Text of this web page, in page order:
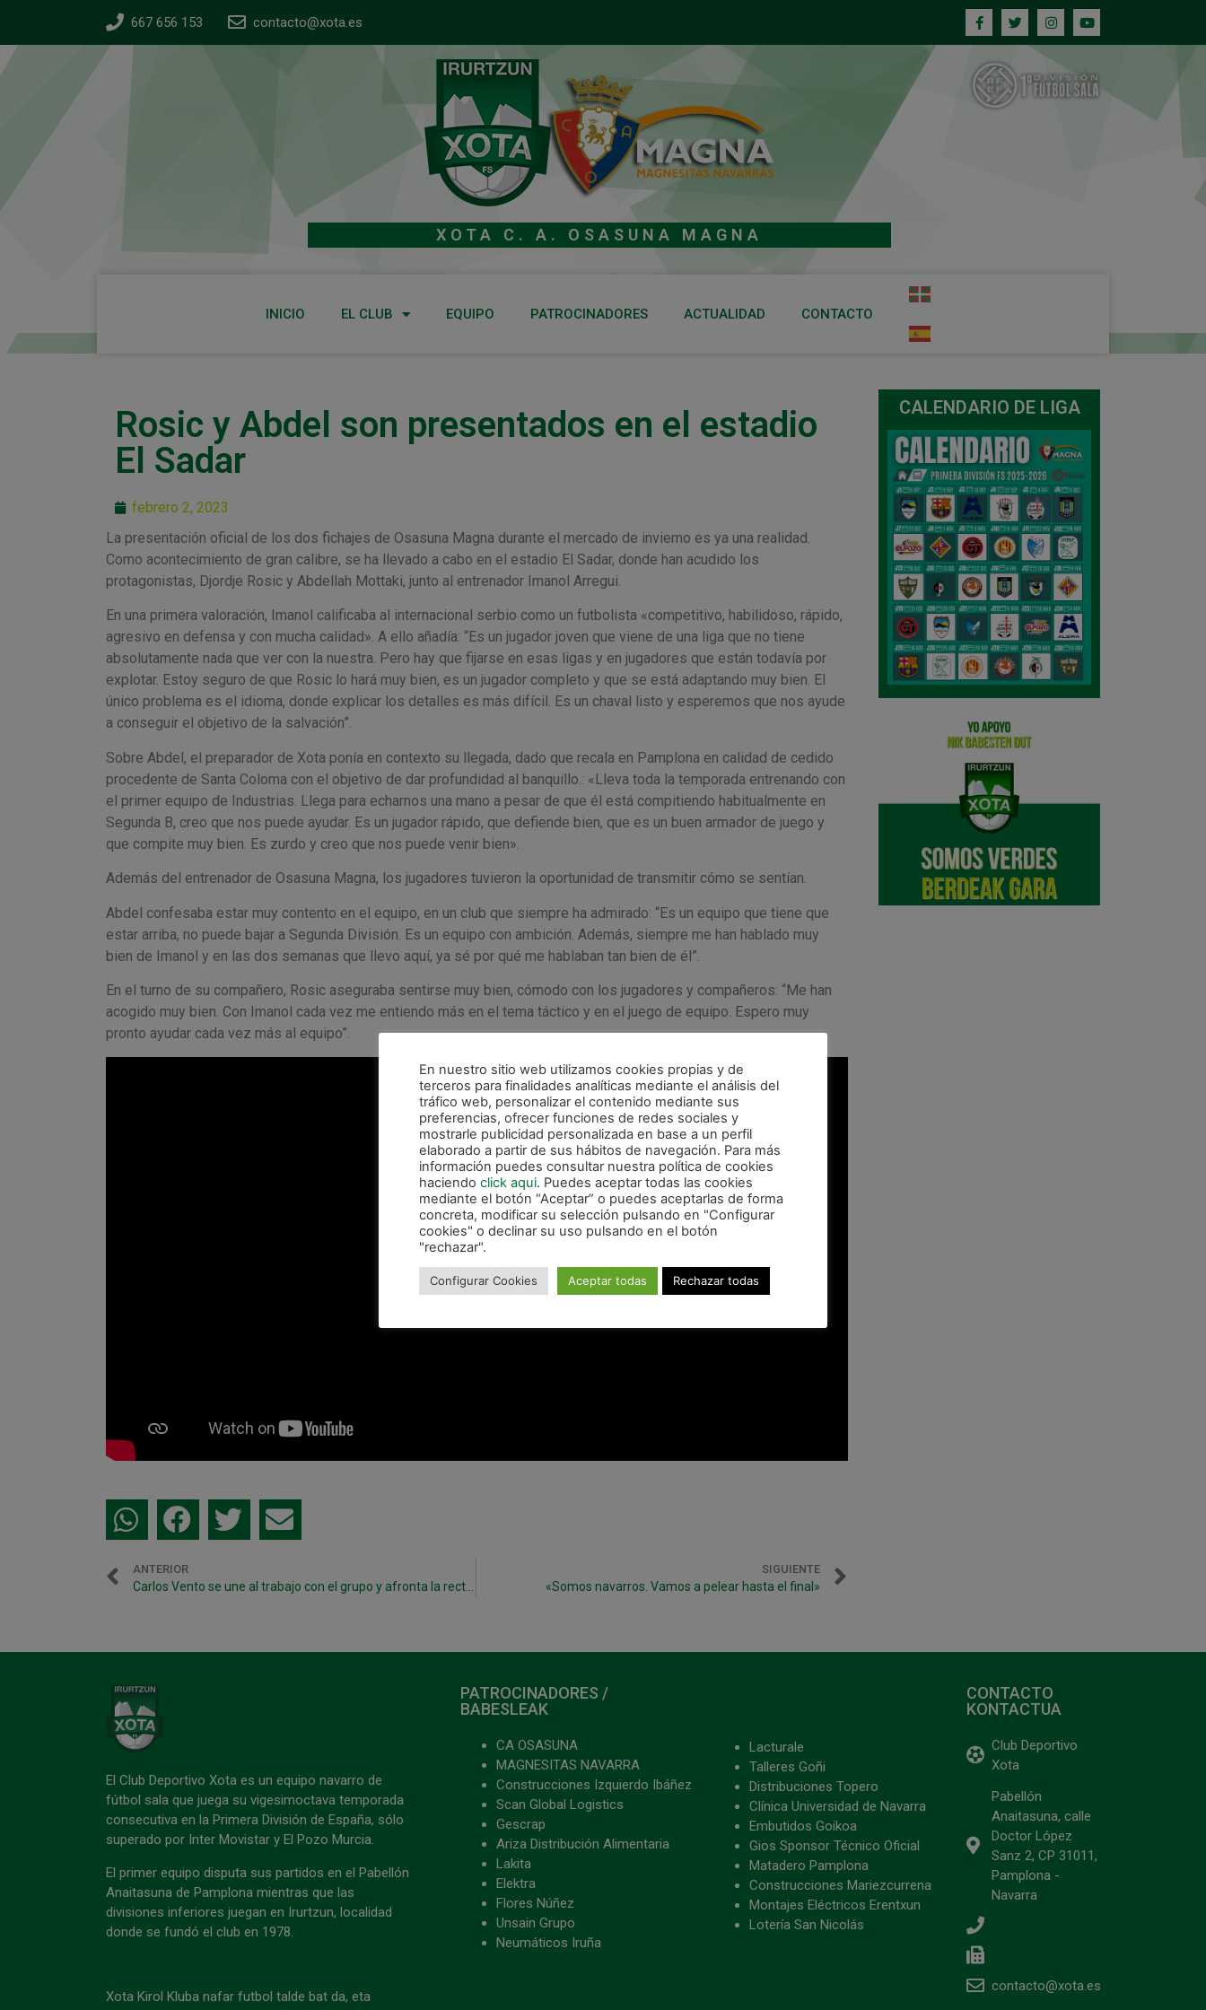
667 656 153 contacto@xota.es
XOTA C. A. OSASUNA MAGNA
INICIO EL CLUB EQUIPO PATROCINADORES ACTUALIDAD CONTACTO
Rosic y Abdel son presentados en el estadio
El Sadar
febrero 2, 2023
La presentación oficial de los dos fichajes de Osasuna Magna durante el mercado de invierno es ya una realidad.
Como acontecimiento de gran calibre, se ha llevado a cabo en el estadio El Sadar, donde han acudido los
protagonistas, Djordje Rosic y Abdellah Mottaki, junto al entrenador Imanol Arregui.
En una primera valoración, Imanol calificaba al internacional serbio como un futbolista «competitivo, habilidoso, rápido,
agresivo en defensa y con mucha calidad». A ello añadía: “Es un jugador joven que viene de una liga que no tiene
absolutamente nada que ver con la nuestra. Pero hay que fijarse en esas ligas y en jugadores que están todavía por
explotar. Estoy seguro de que Rosic lo hará muy bien, es un jugador completo y que se está adaptando muy bien. El
único problema es el idioma, donde explicar los detalles es más difícil. Es un chaval listo y esperemos que nos ayude
a conseguir el objetivo de la salvación”.
Sobre Abdel, el preparador de Xota ponía en contexto su llegada, dado que recala en Pamplona en calidad de cedido
procedente de Santa Coloma con el objetivo de dar profundidad al banquillo.: «Lleva toda la temporada entrenando con
el primer equipo de Industrias. Llega para echarnos una mano a pesar de que él está compitiendo habitualmente en
Segunda B, creo que nos puede ayudar. Es un jugador rápido, que defiende bien, que es un buen armador de juego y
que compite muy bien. Es zurdo y creo que nos puede venir bien».
Además del entrenador de Osasuna Magna, los jugadores tuvieron la oportunidad de transmitir cómo se sentían.
Abdel confesaba estar muy contento en el equipo, en un club que siempre ha admirado: “Es un equipo que tiene que
estar arriba, no puede bajar a Segunda División. Es un equipo con ambición. Además, siempre me han hablado muy
bien de Imanol y en las dos semanas que llevo aquí, ya sé por qué me hablaban tan bien de él”.
En el turno de su compañero, Rosic aseguraba sentirse muy bien, cómodo con los jugadores y compañeros: “Me han
acogido muy bien. Con Imanol cada vez me entiendo más en el tema táctico y en el juego de equipo. Espero muy
pronto ayudar cada vez más al equipo”.
ANTERIOR
Carlos Vento se une al trabajo con el grupo y afronta la recta final de su recuperación
SIGUIENTE
«Somos navarros. Vamos a pelear hasta el final»
CALENDARIO DE LIGA
El Club Deportivo Xota es un equipo navarro de
fútbol sala que juega su vigesimoctava temporada
consecutiva en la Primera División de España, sólo
superado por Inter Movistar y El Pozo Murcia.
El primer equipo disputa sus partidos en el Pabellón
Anaitasuna de Pamplona mientras que las
divisiones inferiores juegan en Irurtzun, localidad
donde se fundó el club en 1978.
Xota Kirol Kluba nafar futbol talde bat da, eta
PATROCINADORES /
BABESLEAK
CA OSASUNA
MAGNESITAS NAVARRA
Construcciones Izquierdo Ibáñez
Scan Global Logistics
Gescrap
Ariza Distribución Alimentaria
Lakita
Elektra
Flores Núñez
Unsain Grupo
Neumáticos Iruña
Lacturale
Talleres Goñi
Distribuciones Topero
Clínica Universidad de Navarra
Embutidos Goikoa
Gios Sponsor Técnico Oficial
Matadero Pamplona
Construcciones Mariezcurrena
Montajes Eléctricos Erentxun
Lotería San Nicolás
CONTACTO
KONTACTUA
Club Deportivo
Xota
Pabellón
Anaitasuna, calle
Doctor López
Sanz 2, CP 31011,
Pamplona -
Navarra
contacto@xota.es
En nuestro sitio web utilizamos cookies propias y de
terceros para finalidades analíticas mediante el análisis del
tráfico web, personalizar el contenido mediante sus
preferencias, ofrecer funciones de redes sociales y
mostrarle publicidad personalizada en base a un perfil
elaborado a partir de sus hábitos de navegación. Para más
información puedes consultar nuestra política de cookies
haciendo click aqui. Puedes aceptar todas las cookies
mediante el botón “Aceptar” o puedes aceptarlas de forma
concreta, modificar su selección pulsando en "Configurar
cookies" o declinar su uso pulsando en el botón
"rechazar".
Configurar Cookies Aceptar todas Rechazar todas